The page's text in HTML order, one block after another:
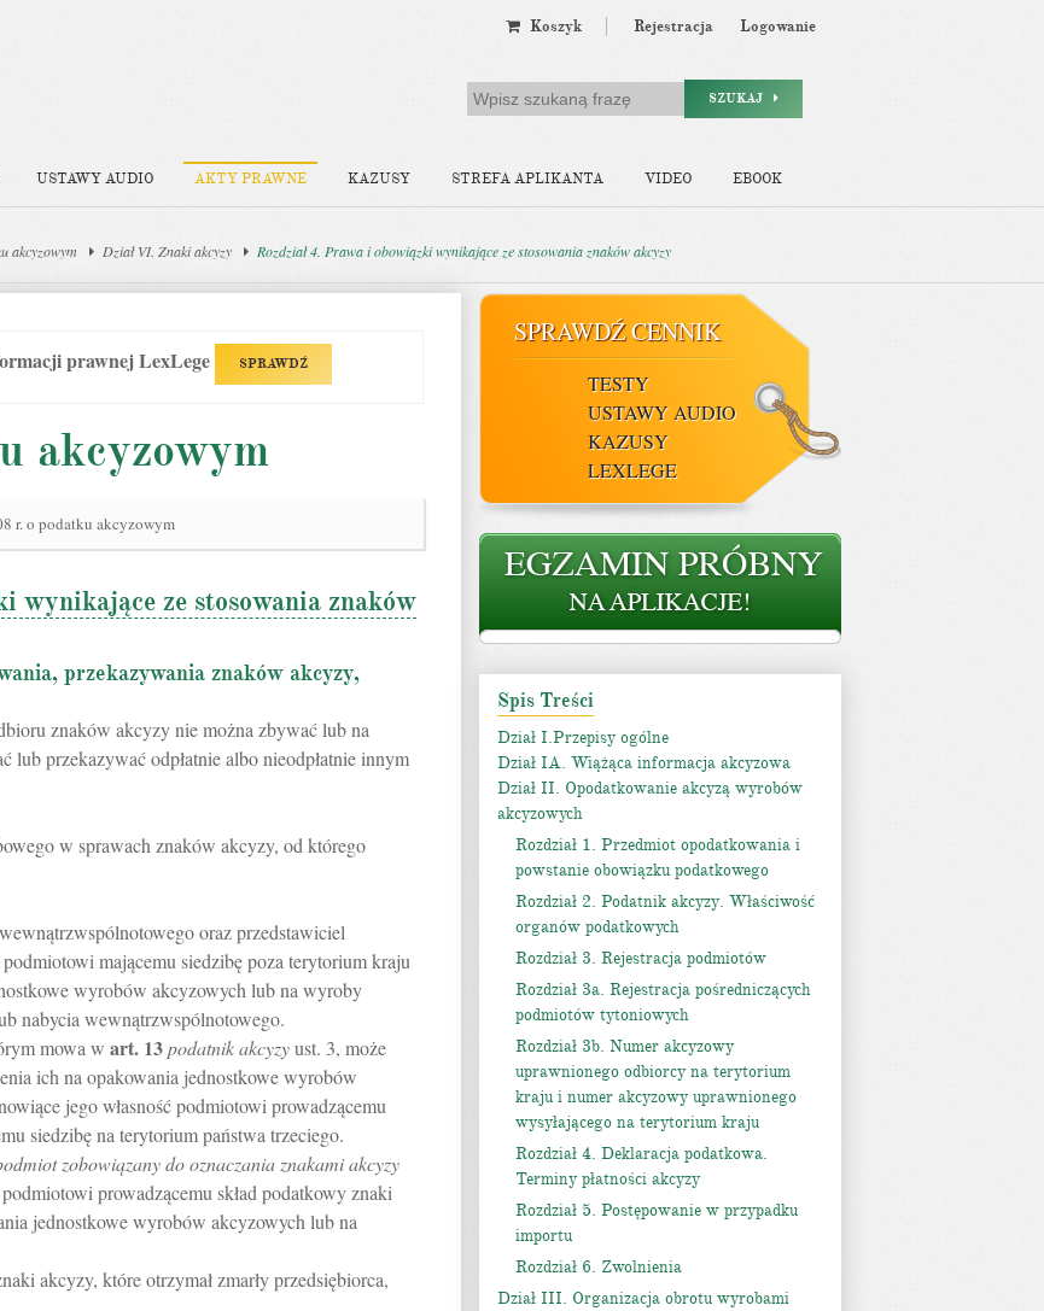
Koszyk Rejestracja Logowanie
SZUKAJ
USTAWY AUDIO AKTY PRAWNE KAZUSY STREFA APLIKANTA VIDEO EBOOK
akcyzowym Dział VI. Znaki akcyzy Rozdział 4. Prawa i obowiązki wynikające ze stosowania znaków akcyzy
prawnej LexLege SPRAWDŹ
akcyzowym
r. o podatku akcyzowym
wynikające ze stosowania znaków
przekazywania znaków akcyzy,
znaków akcyzy nie można zbywać lub na
lub przekazywać odpłatnie albo nieodpłatnie innym
w sprawach znaków akcyzy, od którego
oraz przedstawiciel
mającemu siedzibę poza terytorium kraju
wyrobów akcyzowych lub na wyroby
nabycia wewnątrzwspólnotowego.
mowa w art. 13podatnik akcyzyust. 3, może
ich na opakowania jednostkowe wyrobów
jego własność podmiotowi prowadzącemu
siedzibę na terytorium państwa trzeciego.
zobowiązany do oznaczania znakami akcyzy
prowadzącemu skład podatkowy znaki
jednostkowe wyrobów akcyzowych lub na
akcyzy, które otrzymał zmarły przedsiębiorca,
SPRAWDŹ CENNIK
TESTY
USTAWY AUDIO
KAZUSY
LEXLEGE
Spis Treści
Dział I.Przepisy ogólne
Dział IA. Wiążąca informacja akcyzowa
Dział II. Opodatkowanie akcyzą wyrobów
akcyzowych
Rozdział 1. Przedmiot opodatkowania i
powstanie obowiązku podatkowego
Rozdział 2. Podatnik akcyzy. Właściwość
organów podatkowych
Rozdział 3. Rejestracja podmiotów
Rozdział 3a. Rejestracja pośredniczących
podmiotów tytoniowych
Rozdział 3b. Numer akcyzowy
uprawnionego odbiorcy na terytorium
kraju i numer akcyzowy uprawnionego
wysyłającego na terytorium kraju
Rozdział 4. Deklaracja podatkowa.
Terminy płatności akcyzy
Rozdział 5. Postępowanie w przypadku
importu
Rozdział 6. Zwolnienia
Dział III. Organizacja obrotu wyrobami